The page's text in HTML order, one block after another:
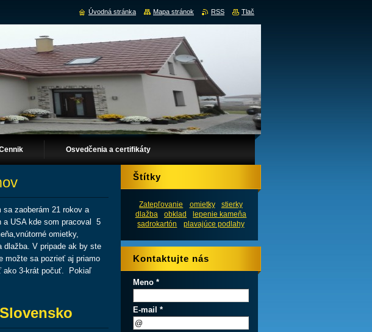
Osvedčenia a certifikáty
zaoberám 21 rokov a
a USA kde som pracoval 5
omietky,
dlažba. V pripade ak by ste
možte sa pozrieť aj priamo
ako 3-krát počuť. Pokiaľ
Štítky
Zatepľovanie omietky
stierky
dlažba
obklad
lepenie kameňa
sadrokartón
plavajúce podlahy
Kontaktujte nás
Meno *
E-mail *
Úvodná stránka Mapa stránok RSS Tlač